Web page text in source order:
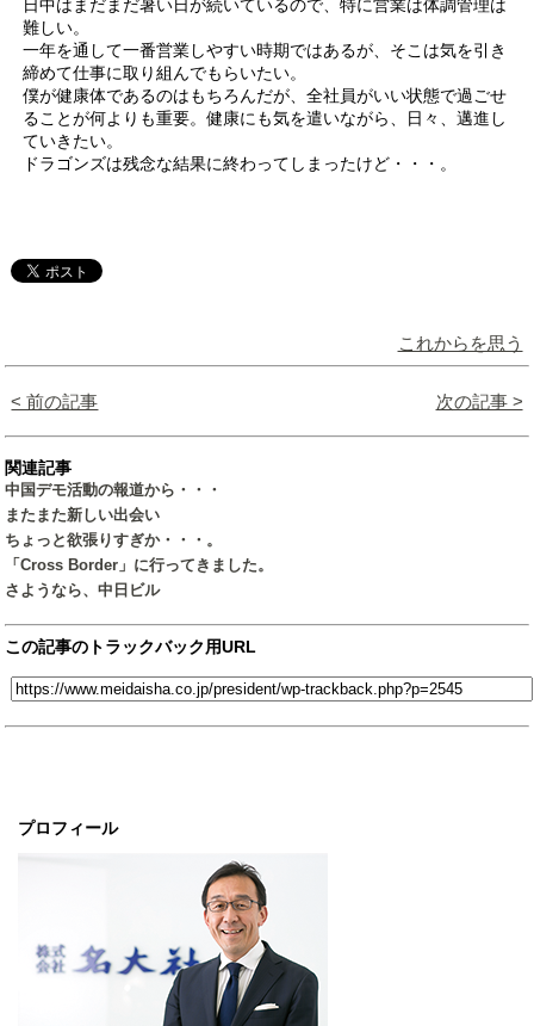
プロフィール
日中はまだまだ暑い日が続いているので、特に営業は体調管理は
難しい。
一年を通して一番営業しやすい時期ではあるが、そこは気を引き
締めて仕事に取り組んでもらいたい。
僕が健康体であるのはもちろんだが、全社員がいい状態で過ごせ
ることが何よりも重要。健康にも気を遣いながら、日々、邁進し
ていきたい。
ドラゴンズは残念な結果に終わってしまったけど・・・。
これからを思う
< 前の記事 次の記事 >
関連記事
中国デモ活動の報道から・・・
またまた新しい出会い
ちょっと欲張りすぎか・・・。
「Cross Border」に行ってきました。
さようなら、中日ビル
この記事のトラックバック用URL